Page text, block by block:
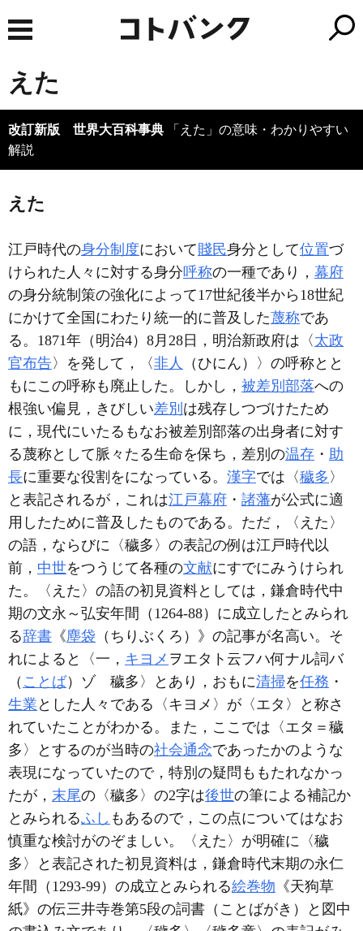
えた
改訂新版 世界大百科事典 「えた」の意味・わかりやすい
解説
えた
江戸時代の身分制度において賤民身分として位置づ
けられた人々に対する身分呼称の一種であり， 幕府
の身分統制策の強化によって17世紀後半から18世紀
にかけて全国にわたり統一的に普及した蔑称であ
る。1871年（明治4）8月28日，明治新政府は〈 太政
官布告〉を発して，〈非人
（ひにん）〉の呼称とと
もにこの呼称も廃止した。しかし， 被差別部落への
根強い偏見，きびしい差別 は残存しつづけたため
に，現代にいたるもなお被差別部落の出身者に対す
る蔑称として脈々たる生命を保ち，差別の温存 ・ 助
長に重要な役割をになっている。 漢字では〈穢多 〉
と表記されるが，これは江戸幕府 ・ 諸藩が公式に適
用したために普及したものである。ただ，〈えた〉
の語，ならびに〈穢多〉の表記の例は江戸時代以
前， 中世をつうじて各種の文献にすでにみうけられ
た。〈えた〉の語の初見資料としては，鎌倉時代中
期の文永～弘安年間（1264-88）に成立したとみられ
る辞書 《塵袋 （ちりぶくろ）》の記事が名高い。そ
れによると〈一， キヨメ ヲエタト云フハ何ナル詞バ
（ ことば）ゾ 穢多〉とあり，おもに清掃を任務 ・
生業 とした人々である〈キヨメ〉が〈エタ〉と称さ
れていたことがわかる。また，ここでは〈エタ＝穢
多〉とするのが当時の社会通念であったかのような
表現になっていたので，特別の疑問ももたれなかっ
たが， 末尾の〈穢多〉の2字は後世の筆による補記か
とみられるふし もあるので，この点についてはなお
慎重な検討がのぞましい。〈えた〉が明確に〈穢
多〉と表記された初見資料は，鎌倉時代末期の永仁
年間（1293-99）の成立とみられる絵巻物 《天狗草
紙》の伝三井寺巻第5段の詞書（ことばがき）と図中